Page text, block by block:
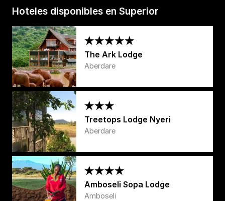
Hoteles disponibles en Superior
The Ark Lodge
Aberdare
Treetops Lodge Nyeri
Aberdare
Amboseli Sopa Lodge
Amboseli